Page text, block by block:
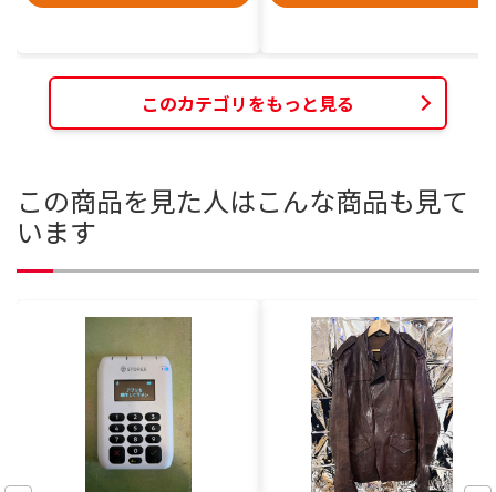
このカテゴリをもっと見る
この商品を見た人はこんな商品も見て
います